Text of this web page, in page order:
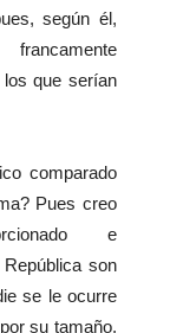
según él,
que serían
comparado
Pues creo
e
son
se le ocurre
su tamaño.